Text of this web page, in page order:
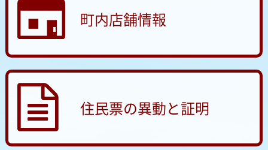
町内店舗情報
住民票の異動と証明